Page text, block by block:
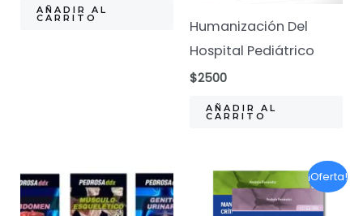
original
era:
actual
AÑADIR AL
CARRITO
Humanización Del
Hospital Pediátrico
$2500
AÑADIR AL
CARRITO
¡Oferta!